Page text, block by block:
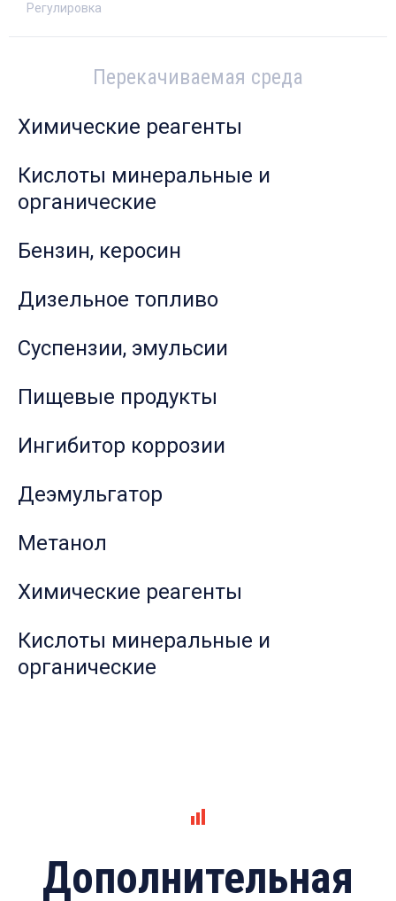
Регулировка
Перекачиваемая среда
Химические реагенты
Кислоты минеральные и
органические
Бензин, керосин
Дизельное топливо
Суспензии, эмульсии
Пищевые продукты
Ингибитор коррозии
Деэмульгатор
Метанол
Химические реагенты
Кислоты минеральные и
органические
Дополнительная